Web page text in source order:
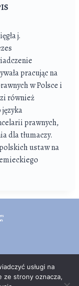
j.
pracując na
w Polsce i
również
prawnych,
dla tłumaczy.
ustaw na
usługi na
ze strony oznacza,